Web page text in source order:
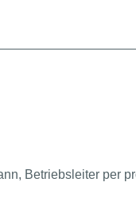
Betriebsleiter per